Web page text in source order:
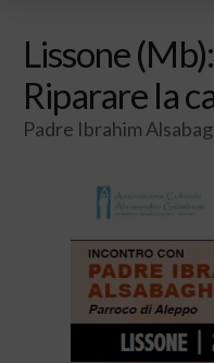
Lissone
Riparare la
Padre Ibrahim